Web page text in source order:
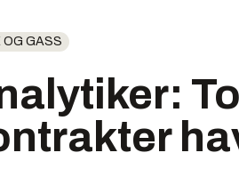
OG GASS